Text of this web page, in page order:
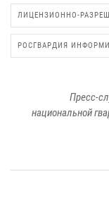
ЛИЦЕНЗИОННО-
РОСГВАРДИЯ
Пресс-
национальной